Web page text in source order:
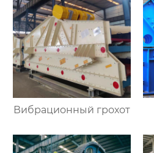
Вибрационный грохот